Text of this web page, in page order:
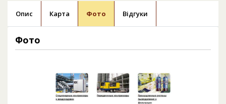
Опис Карта Фото Відгуки
Фото